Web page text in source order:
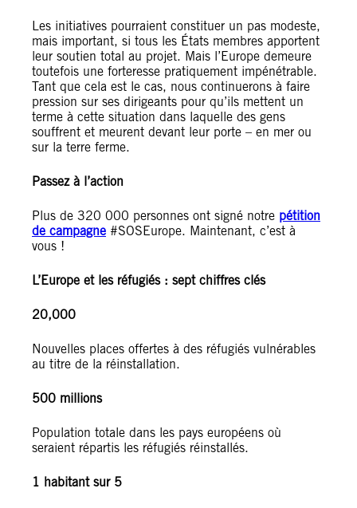
Les initiatives pourraient constituer un pas modeste,
mais important, si tous les États membres apportent
leur soutien total au projet. Mais l’Europe demeure
toutefois une forteresse pratiquement impénétrable.
Tant que cela est le cas, nous continuerons à faire
pression sur ses dirigeants pour qu’ils mettent un
terme à cette situation dans laquelle des gens
souffrent et meurent devant leur porte – en mer ou
sur la terre ferme.
Passez à l’action
Plus de 320 000 personnes ont signé notre pétition
de campagne #SOSEurope. Maintenant, c’est à
vous !
L’Europe et les réfugiés : sept chiffres clés
20,000
Nouvelles places offertes à des réfugiés vulnérables
au titre de la réinstallation.
500 millions
Population totale dans les pays européens où
seraient répartis les réfugiés réinstallés.
1 habitant sur 5